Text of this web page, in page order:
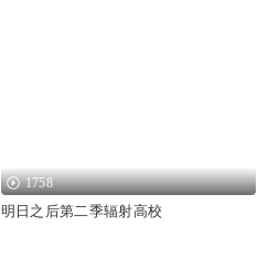
1758
明日之后第二季辐射高校